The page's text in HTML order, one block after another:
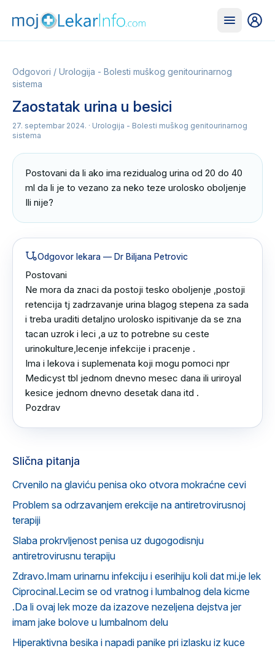
Odgovori / Urologija - Bolesti muškog genitourinarnog
sistema
Zaostatak urina u besici
27. septembar 2024. · Urologija - Bolesti muškog genitourinarnog
sistema
Postovani da li ako ima rezidualog urina od 20 do 40
ml da li je to vezano za neko teze urolosko oboljenje
Ili nije?
Odgovor lekara — Dr Biljana Petrovic
Postovani
Ne mora da znaci da postoji tesko oboljenje ,postoji
retencija tj zadrzavanje urina blagog stepena za sada
i treba uraditi detaljno urolosko ispitivanje da se zna
tacan uzrok i leci ,a uz to potrebne su ceste
urinokulture,lecenje infekcije i pracenje .
Ima i lekova i suplemenata koji mogu pomoci npr
Medicyst tbl jednom dnevno mesec dana ili uriroyal
kesice jednom dnevno desetak dana itd .
Pozdrav
Slična pitanja
Crvenilo na glaviću penisa oko otvora mokraćne cevi
Problem sa odrzavanjem erekcije na antiretrovirusnoj
terapiji
Slaba prokrvljenost penisa uz dugogodisnju
antiretrovirusnu terapiju
Zdravo.Imam urinarnu infekciju i eserihiju koli dat mi.je lek
Ciprocinal.Lecim se od vratnog i lumbalnog dela kicme
.Da li ovaj lek moze da izazove nezeljena dejstva jer
imam jake bolove u lumbalnom delu
Hiperaktivna besika i napadi panike pri izlasku iz kuce